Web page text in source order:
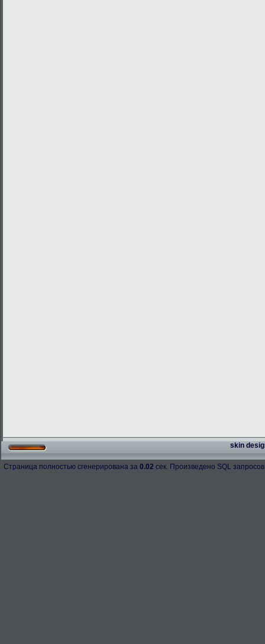
skin
Страница полностью сгенерирована за 0.02 сек. Произведено SQL